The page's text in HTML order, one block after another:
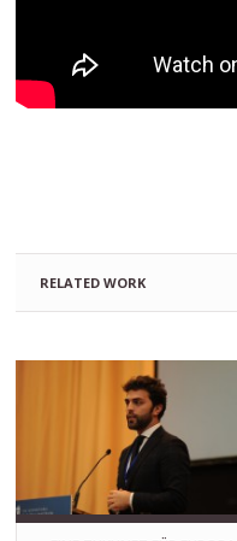
RELATED WORK